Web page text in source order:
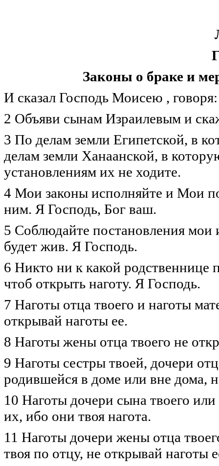
Законы о браке и
И сказал Господь Моисею , говоря:
2 Объяви сынам Израилевым и
3 По делам земли Египетской, в
делам земли Ханаанской, в
установлениям их не ходите.
4 Мои законы исполняйте и Мои
ним. Я Господь, Бог ваш.
5 Соблюдайте постановления мои
будет жив. Я Господь.
6 Никто ни к какой родственнице
чтоб открыть наготу. Я Господь.
7 Наготы отца твоего и наготы
открывай наготы ее.
8 Наготы жены отца твоего не
9 Наготы сестры твоей, дочери
родившейся в доме или вне дома,
10 Наготы дочери сына твоего
их, ибо они твоя нагота.
11 Наготы дочери жены отца
твоя по отцу, не открывай наготы